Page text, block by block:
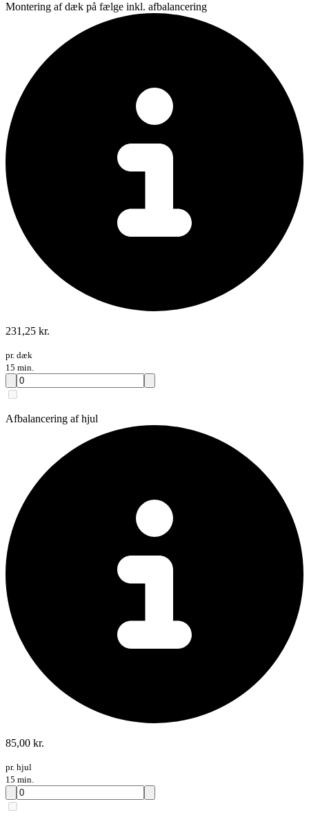
Montering af dæk på fælge inkl. afbalancering
231,25 kr.
pr. dæk
15 min.
Afbalancering af hjul
85,00 kr.
pr. hjul
15 min.